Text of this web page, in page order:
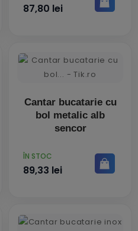
87,80 lei
Cantar bucatarie cu
bol metalic alb
sencor
PRET
ÎN STOC
89,33 lei